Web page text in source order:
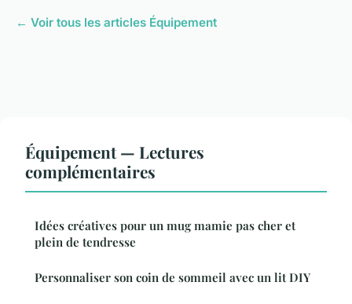
← Voir tous les articles Équipement
Équipement — Lectures
complémentaires
Idées créatives pour un mug mamie pas cher et
plein de tendresse
Personnaliser son coin de sommeil avec un lit DIY